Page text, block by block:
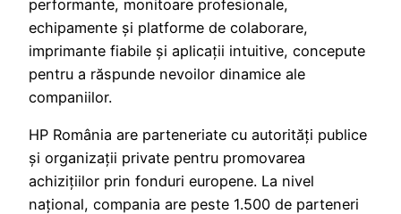
performante, monitoare profesionale,
echipamente și platforme de colaborare,
imprimante fiabile și aplicații intuitive, concepute
pentru a răspunde nevoilor dinamice ale
companiilor.
HP România are parteneriate cu autorități publice
și organizații private pentru promovarea
achizițiilor prin fonduri europene. La nivel
național, compania are peste 1.500 de parteneri